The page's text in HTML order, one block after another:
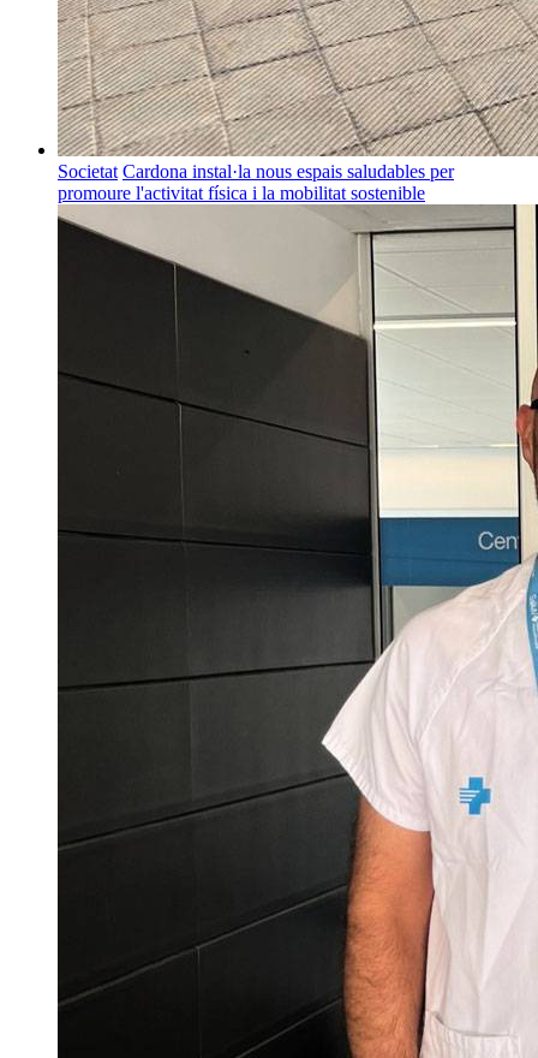
Societat Cardona instal·la nous espais saludables per
promoure l'activitat física i la mobilitat sostenible